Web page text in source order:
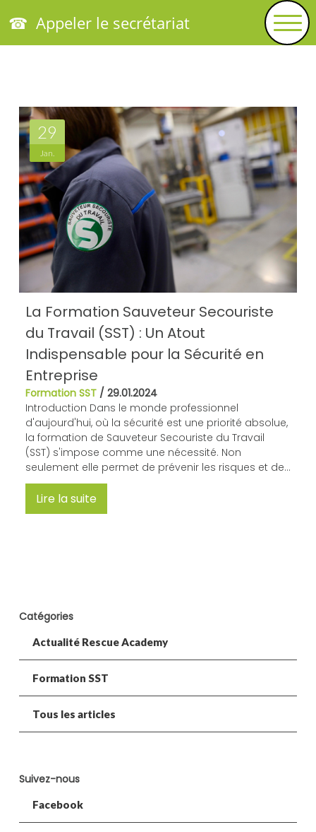
☎ Appeler le secrétariat
29
Jan.
La Formation Sauveteur Secouriste
du Travail (SST) : Un Atout
Indispensable pour la Sécurité en
Entreprise
Formation SST / 29.01.2024
Introduction Dans le monde professionnel
d'aujourd'hui, où la sécurité est une priorité absolue,
la formation de Sauveteur Secouriste du Travail
(SST) s'impose comme une nécessité. Non
seulement elle permet de prévenir les risques et de...
Lire la suite
Catégories
Actualité Rescue Academy
Formation SST
Tous les articles
Suivez-nous
Facebook